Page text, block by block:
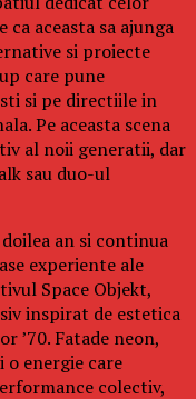
aceasta sa ajunga
si proiecte
care pune
si pe directiile in
Pe aceasta scena
al noii generatii, dar
sau duo-ul
an si continua
experiente ale
Space Objekt,
inspirat de estetica
’70. Fatade neon,
energie care
colectiv,